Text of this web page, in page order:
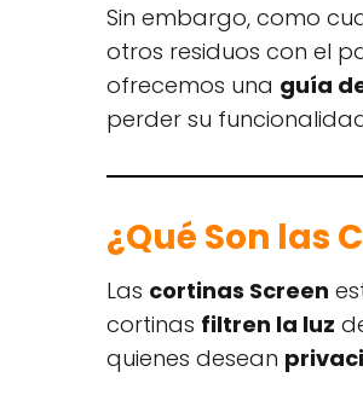
Sin embargo, como
otros residuos con el
ofrecemos una guía
perder su
¿Qué Son las
Las cortinas Screen
cortinas filtren la luz
quienes desean